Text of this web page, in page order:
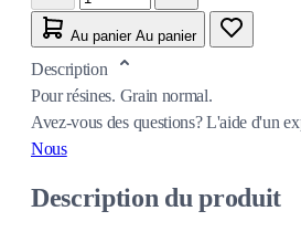
Au panier Au panier
Description
Pour résines. Grain normal.
Avez-vous des questions?L'aide d'un
Nous
Description du produit